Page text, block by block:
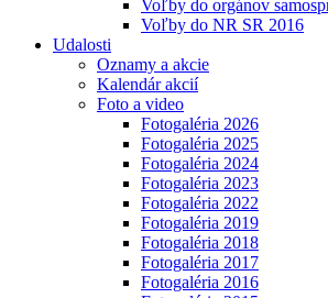
Voľby do orgánov
Voľby do NR SR 2016
Udalosti
Oznamy a akcie
Kalendár akcií
Foto a video
Fotogaléria 2026
Fotogaléria 2025
Fotogaléria 2024
Fotogaléria 2023
Fotogaléria 2022
Fotogaléria 2019
Fotogaléria 2018
Fotogaléria 2017
Fotogaléria 2016